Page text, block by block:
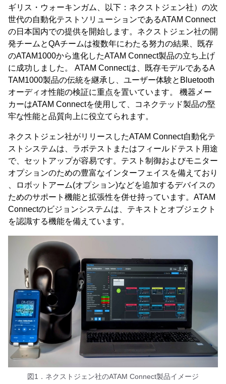
ギリス・ウォーキンガム、以下：ネクストジェン社）の次
世代の自動化テストソリューションであるATAM Connect
の日本国内での提供を開始します。ネクストジェン社の開
発チームとQAチームは複数年にわたる努力の結果、既存
のATAM1000から進化したATAM Connect製品の立ち上げ
に成功しました。 ATAM Connectは、既存モデルであるA
TAM1000製品の伝統を継承し、ユーザー体験とBluetooth
オーディオ性能の検証に重点を置いています。 機器メー
カーはATAM Connectを使用して、コネクテッド製品の堅
牢な性能と品質向上に役立てられます。
ネクストジェン社がリリースしたATAM Connect自動化テ
ストシステムは、ラボテストまたはフィールドテスト用途
で、セットアップが容易です。テスト制御およびモニター
オプションのための豊富なインターフェイスを備えており
、ロボットアーム(オプション)などを追加するデバイスの
ためのサポート機能と拡張性を併せ持っています。ATAM
Connectのビジョンシステムは、テキストとオブジェクト
を認識する機能を備えています。
図1．ネクストジェン社のATAM Connect製品イメージ